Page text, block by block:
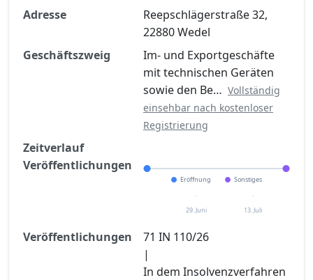
Registrierung verfügbar
Jetzt kostenlos registrieren
Adresse
Reepschlägerstraße 32,
22880 Wedel
Geschäftszweig
Im- und Exportgeschäfte
mit technischen Geräten
sowie den Be… Vollständig
einsehbar nach kostenloser
Registrierung
Zeitverlauf
Veröffentlichungen
Eröffnung Sonstiges
29. Juni 13. Juli
Veröffentlichungen
71 IN 110/26
|
In dem Insolvenzverfahren